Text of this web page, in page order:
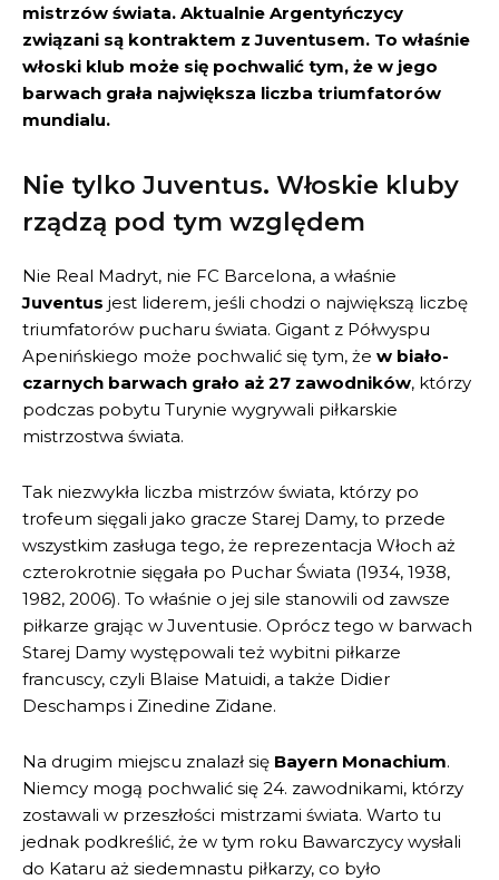
mistrzów świata. Aktualnie Argentyńczycy
związani są kontraktem z Juventusem. To właśnie
włoski klub może się pochwalić tym, że w jego
barwach grała największa liczba triumfatorów
mundialu.
Nie tylko Juventus. Włoskie kluby
rządzą pod tym względem
Nie Real Madryt, nie FC Barcelona, a właśnie
Juventus jest liderem, jeśli chodzi o największą liczbę
triumfatorów pucharu świata. Gigant z Półwyspu
Apenińskiego może pochwalić się tym, że w biało-
czarnych barwach grało aż 27 zawodników, którzy
podczas pobytu Turynie wygrywali piłkarskie
mistrzostwa świata.
Tak niezwykła liczba mistrzów świata, którzy po
trofeum sięgali jako gracze Starej Damy, to przede
wszystkim zasługa tego, że reprezentacja Włoch aż
czterokrotnie sięgała po Puchar Świata (1934, 1938,
1982, 2006). To właśnie o jej sile stanowili od zawsze
piłkarze grając w Juventusie. Oprócz tego w barwach
Starej Damy występowali też wybitni piłkarze
francuscy, czyli Blaise Matuidi, a także Didier
Deschamps i Zinedine Zidane.
Na drugim miejscu znalazł się Bayern Monachium.
Niemcy mogą pochwalić się 24. zawodnikami, którzy
zostawali w przeszłości mistrzami świata. Warto tu
jednak podkreślić, że w tym roku Bawarczycy wysłali
do Kataru aż siedemnastu piłkarzy, co było